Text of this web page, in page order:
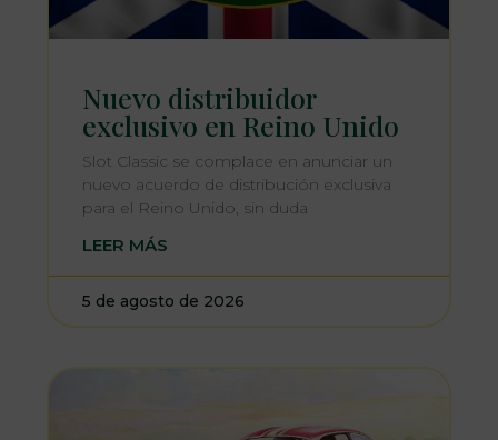
Nuevo distribuidor
exclusivo en Reino Unido
Slot Classic se complace en anunciar un
nuevo acuerdo de distribución exclusiva
para el Reino Unido, sin duda
LEER MÁS
5 de agosto de 2026